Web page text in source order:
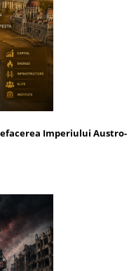
Imperiului Austro-